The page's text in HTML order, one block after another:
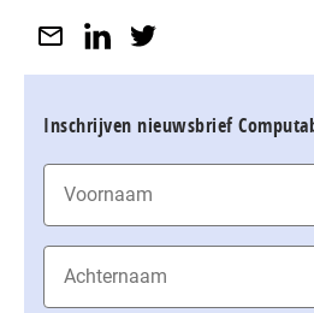
Inschrijven nieuwsbrief